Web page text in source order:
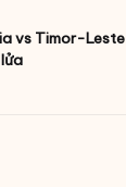
vs Timor-